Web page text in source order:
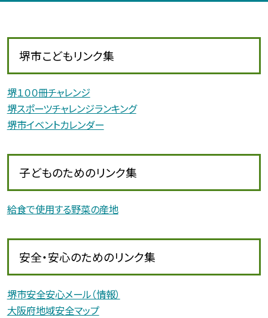
堺市こどもリンク集
堺１００冊チャレンジ
堺スポーツチャレンジランキング
堺市イベントカレンダー
子どものためのリンク集
給食で使用する野菜の産地
安全・安心のためのリンク集
堺市安全安心メール（情報）
大阪府地域安全マップ